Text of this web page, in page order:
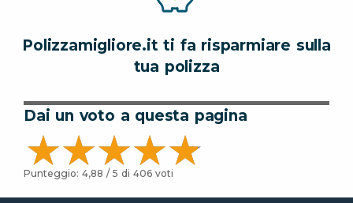
Polizzamigliore.it ti fa risparmiare sulla
tua polizza
Dai un voto a questa pagina
Punteggio: 4,88 / 5 di 406 voti